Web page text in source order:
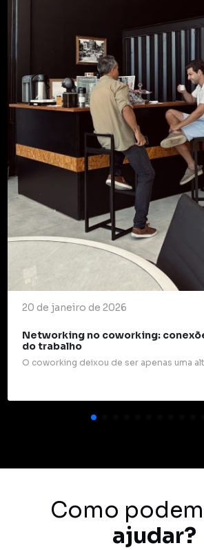
20 de janeiro de 2026
Networking no coworking:
do trabalho
Como
ajudar?